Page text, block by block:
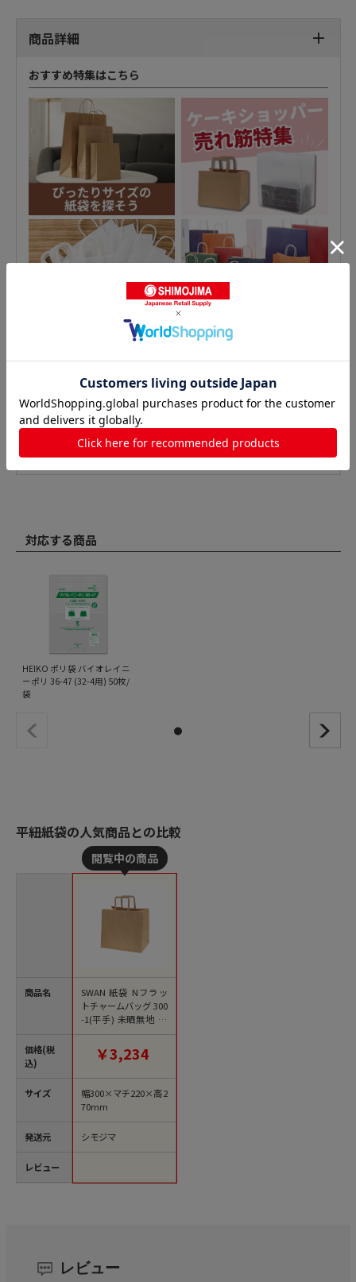
商品詳細
おすすめ特集はこちら
対応する商品
HEIKO ポリ袋 バイオレイニ
ーポリ 36-47 (32-4用) 50枚/
袋
平紐紙袋の人気商品との比較
商品名
価格(税
込)
サイズ
発送元
レビュー
SWAN 紙袋 Nフラッ
トチャームバッグ 300
-1(平手) 未晒無地 50
枚/袋
￥3,234
幅300×マチ220×高2
70mm
シモジマ
レビュー